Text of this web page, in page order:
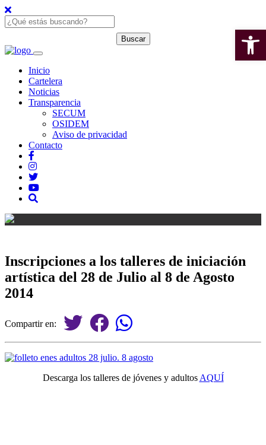
Inicio
Cartelera
Noticias
Transparencia
SECUM
OSIDEM
Aviso de privacidad
Contacto
Inscripciones a los talleres de iniciación
artística del 28 de Julio al 8 de Agosto
2014
Compartir en:
Descarga los talleres de jóvenes y adultos AQUÍ